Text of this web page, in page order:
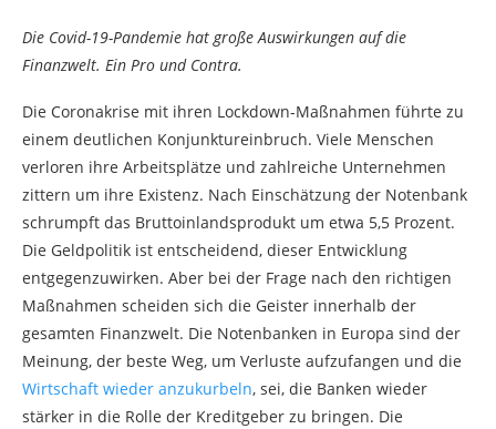
Die Covid-19-Pandemie hat große Auswirkungen auf die
Finanzwelt. Ein Pro und Contra.
Die Coronakrise mit ihren Lockdown-Maßnahmen führte zu
einem deutlichen Konjunktureinbruch. Viele Menschen
verloren ihre Arbeitsplätze und zahlreiche Unternehmen
zittern um ihre Existenz. Nach Einschätzung der Notenbank
schrumpft das Bruttoinlandsprodukt um etwa 5,5 Prozent.
Die Geldpolitik ist entscheidend, dieser Entwicklung
entgegenzuwirken. Aber bei der Frage nach den richtigen
Maßnahmen scheiden sich die Geister innerhalb der
gesamten Finanzwelt. Die Notenbanken in Europa sind der
Meinung, der beste Weg, um Verluste aufzufangen und die
Wirtschaft wieder anzukurbeln, sei, die Banken wieder
stärker in die Rolle der Kreditgeber zu bringen. Die